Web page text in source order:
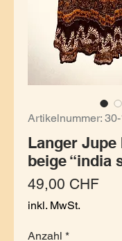
Artikelnummer:
Langer Jupe
beige “india
49,00 CHF
inkl. MwSt.
Anzahl *